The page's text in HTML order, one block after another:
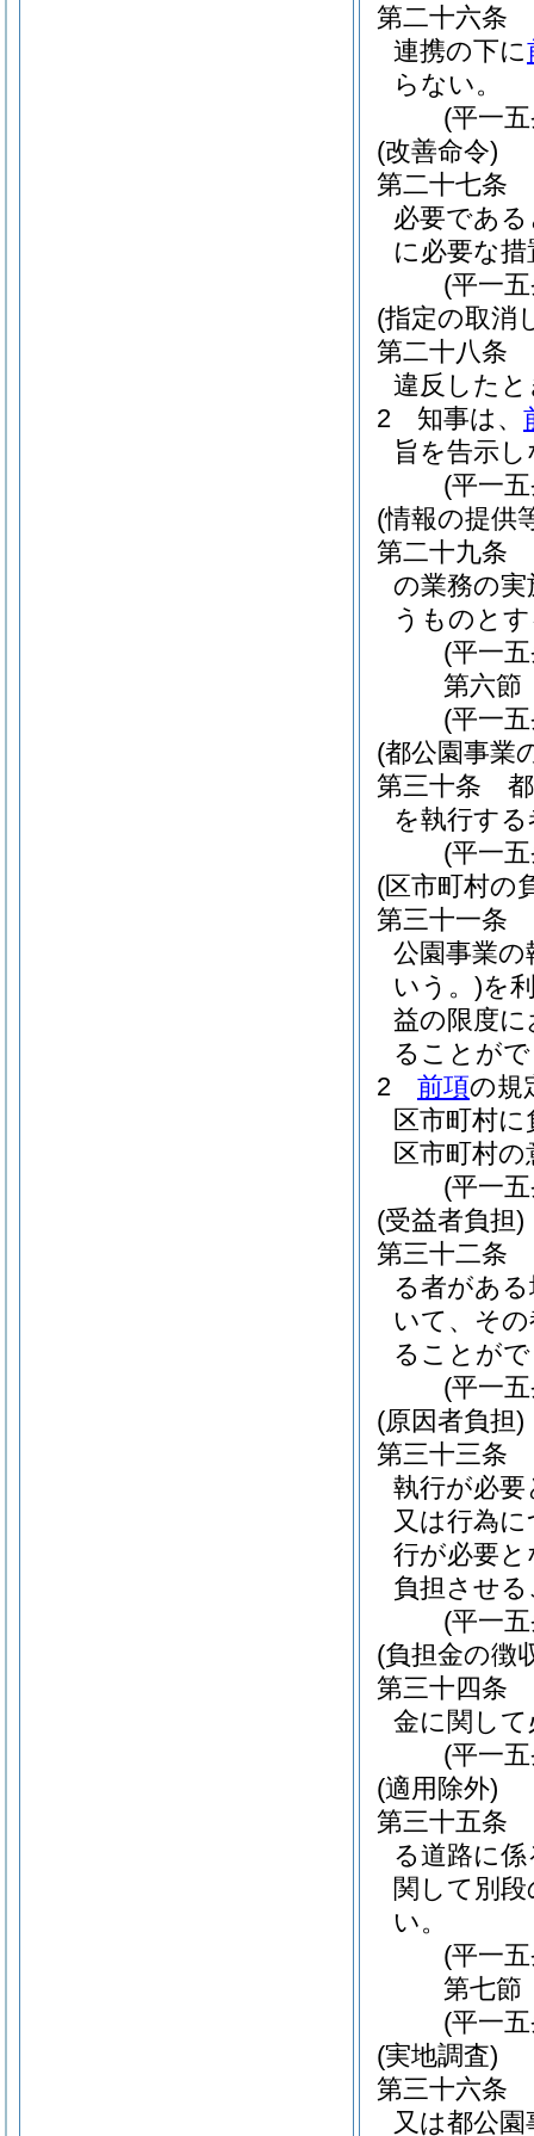
第二十六条
連携の下に
らない。
(平一
(改善命令)
第二十七条
必要であ
に必要な
(平一
(指定の取消
第二十八条
違反した
2
知事は、
旨を告示
(平一
(情報の提供
第二十九条
の業務の
うものと
(平一
第六節
(平一
(都公園事業
第三十条
を執行す
(平一
(区市町村の
第三十一条
公園事業の
いう。)を
益の限度
ることが
2
前項の規
区市町村
区市町村
(平一
(受益者負担)
第三十二条
る者があ
いて、そ
ることが
(平一
(原因者負担)
第三十三条
執行が必
又は行為
行が必要
負担させ
(平一
(負担金の徴
第三十四条
金に関し
(平一
(適用除外)
第三十五条
る道路に
関して別
い。
(平一
第七節
(平一
(実地調査)
第三十六条
又は都公